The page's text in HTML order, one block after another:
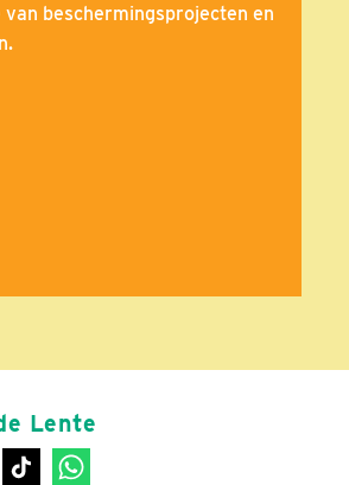
van beschermingsprojecten en
Lente